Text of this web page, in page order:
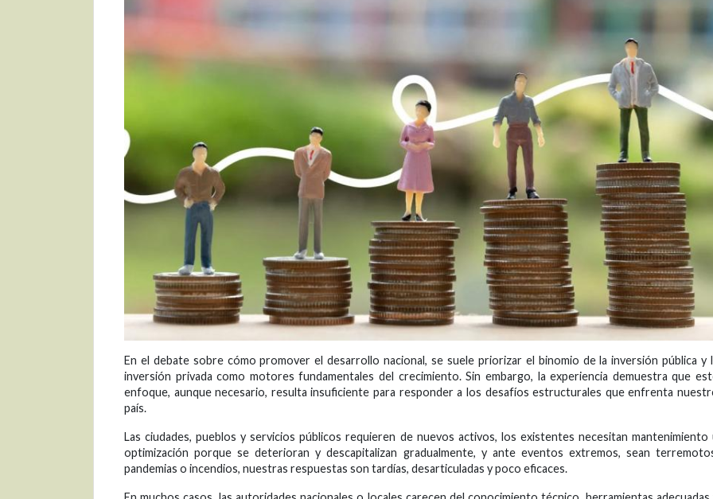
En el debate sobre cómo promover el desarrollo nacional, se suele priorizar el binomio de la inversión pública y
inversión privada como motores fundamentales del crecimiento. Sin embargo, la experiencia demuestra que
enfoque, aunque necesario, resulta insuficiente para responder a los desafíos estructurales que enfrenta
país.
Las ciudades, pueblos y servicios públicos requieren de nuevos activos, los existentes necesitan mantenimiento
optimización porque se deterioran y descapitalizan gradualmente, y ante eventos extremos, sean
pandemias o incendios, nuestras respuestas son tardías, desarticuladas y poco eficaces.